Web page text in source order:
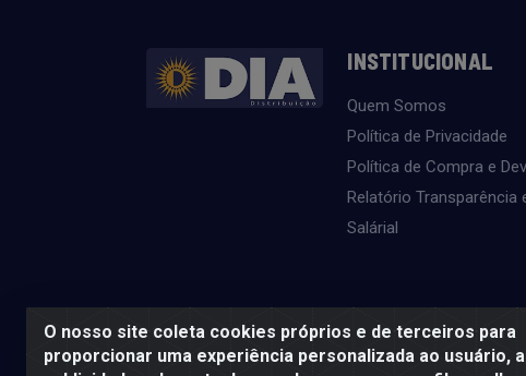
O nosso site coleta cookies próprios e de terceiros para
proporcionar uma experiência personalizada ao usuário,
INSTITUCIONAL
Quem Somos
Política de Privacidade
Política de Compra e
Relatório Transparência
Salárial
SE BEBER, NÃO DIRIJA. APRECIE COM